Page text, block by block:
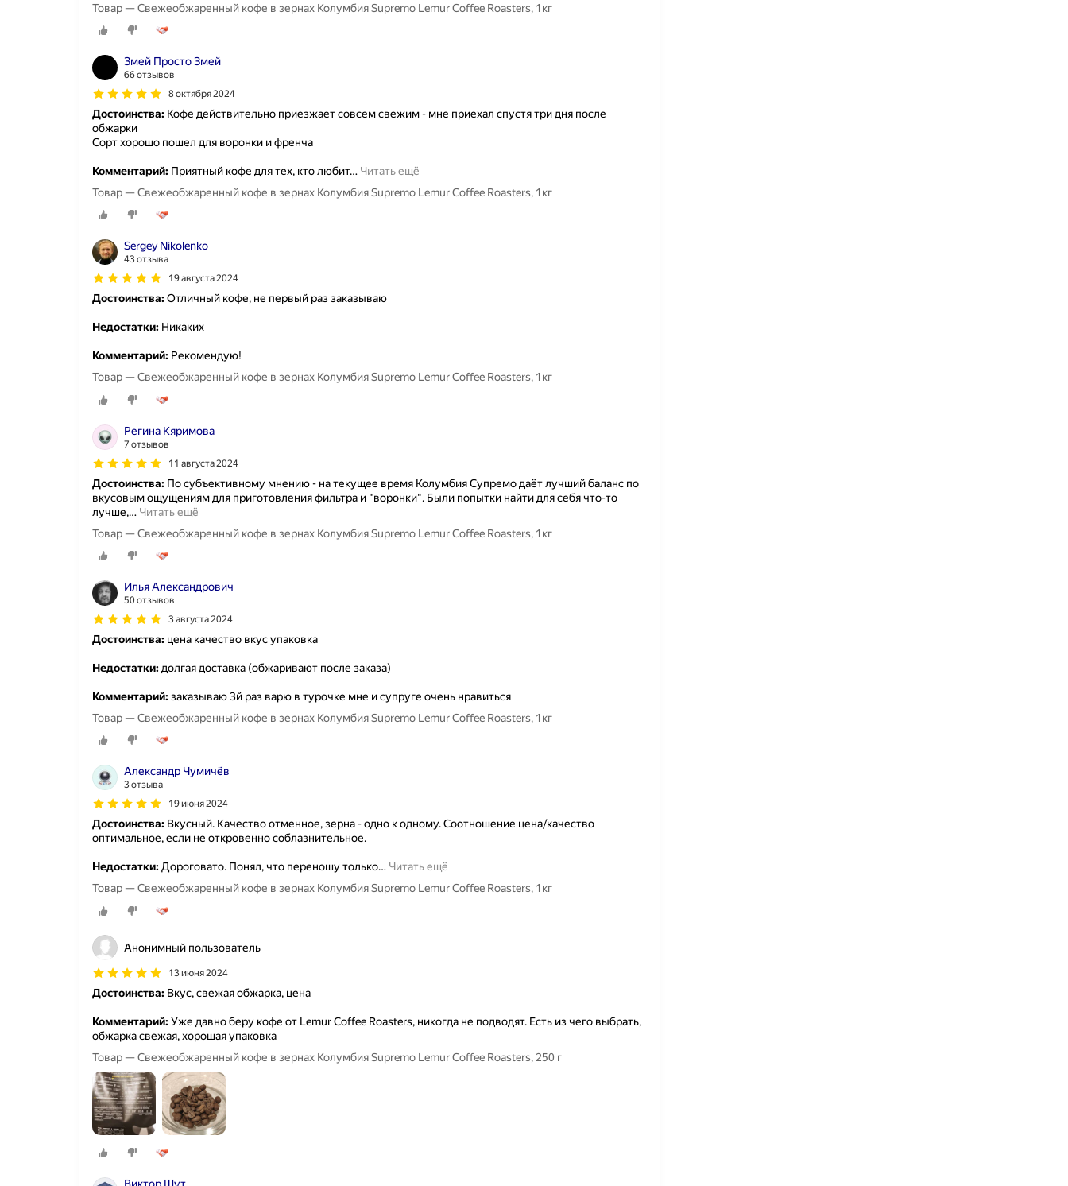
Товар — Свежеобжаренный кофе в зернах Колумбия Supremo Lemur Coffee Roasters, 1кг
Змей Просто Змей
66 отзывов
8 октября 2024
Достоинства: Кофе действительно приезжает совсем свежим - мне приехал спустя три дня после
обжарки
Сорт хорошо пошел для воронки и френча
Комментарий: Приятный кофе для тех, кто любит… Читать ещё
Товар — Свежеобжаренный кофе в зернах Колумбия Supremo Lemur Coffee Roasters, 1кг
Sergey Nikolenko
43 отзыва
19 августа 2024
Достоинства:Отличный кофе, не первый раз заказываю
Недостатки: Никаких
Комментарий: Рекомендую!
Товар — Свежеобжаренный кофе в зернах Колумбия Supremo Lemur Coffee Roasters, 1кг
Регина Кяримова
7 отзывов
11 августа 2024
Достоинства: По субъективному мнению - на текущее время Колумбия Супремо даёт лучший баланс по
вкусовым ощущениям для приготовления фильтра и "воронки". Были попытки найти для себя что-то
лучше,… Читать ещё
Товар — Свежеобжаренный кофе в зернах Колумбия Supremo Lemur Coffee Roasters, 1кг
Илья Александрович
50 отзывов
3 августа 2024
Достоинства: цена качество вкус упаковка
Недостатки: долгая доставка (обжаривают после заказа)
Комментарий:заказываю 3й раз варю в турочке мне и супруге очень нравиться
Товар — Свежеобжаренный кофе в зернах Колумбия Supremo Lemur Coffee Roasters, 1кг
Александр Чумичёв
3 отзыва
19 июня 2024
Достоинства: Вкусный. Качество отменное, зерна - одно к одному. Соотношение цена/качество
оптимальное, если не откровенно соблазнительное.
Недостатки:Дороговато. Понял, что переношу только… Читать ещё
Товар — Свежеобжаренный кофе в зернах Колумбия Supremo Lemur Coffee Roasters, 1кг
Анонимный пользователь
13 июня 2024
Достоинства: Вкус, свежая обжарка, цена
Комментарий:Уже давно беру кофе от Lemur Coffee Roasters, никогда не подводят. Есть из чего выбрать,
обжарка свежая, хорошая упаковка
Товар — Свежеобжаренный кофе в зернах Колумбия Supremo Lemur Coffee Roasters, 250 г